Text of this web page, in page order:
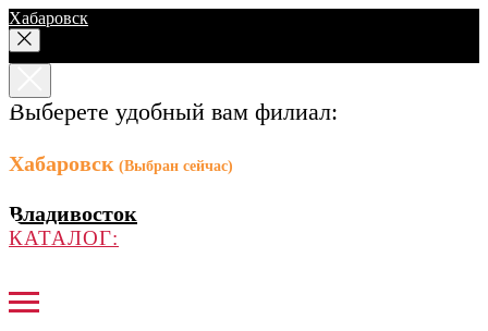
Хабаровск
Выберете удобный вам филиал:
Хабаровск (Выбран сейчас)
Владивосток
КАТАЛОГ: